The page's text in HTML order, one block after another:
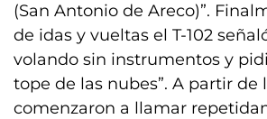
(San Antonio de Areco)”.
de idas y vueltas el T-102
volando sin instrumentos y
tope de las nubes”. A partir de
comenzaron a llamar